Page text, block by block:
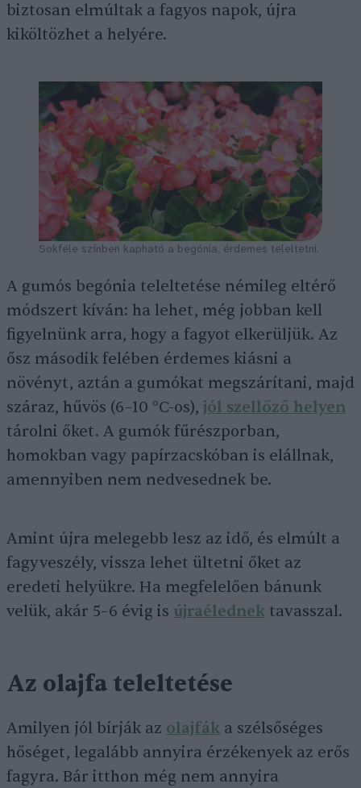
biztosan elmúltak a fagyos napok, újra
kiköltözhet a helyére.
Sokféle színben kapható a begónia, érdemes teleltetni.
A gumós begónia teleltetése némileg eltérő
módszert kíván: ha lehet, még jobban kell
figyelnünk arra, hogy a fagyot elkerüljük. Az
ősz második felében érdemes kiásni a
növényt, aztán a gumókat megszárítani, majd
száraz, hűvös (6–10 °C-os), jól szellőző helyen
tárolni őket. A gumók fűrészporban,
homokban vagy papírzacskóban is elállnak,
amennyiben nem nedvesednek be.
Amint újra melegebb lesz az idő, és elmúlt a
fagyveszély, vissza lehet ültetni őket az
eredeti helyükre. Ha megfelelően bánunk
velük, akár 5–6 évig is újraélednek tavasszal.
Az olajfa teleltetése
Amilyen jól bírják az olajfák a szélsőséges
hőséget, legalább annyira érzékenyek az erős
fagyra. Bár itthon még nem annyira